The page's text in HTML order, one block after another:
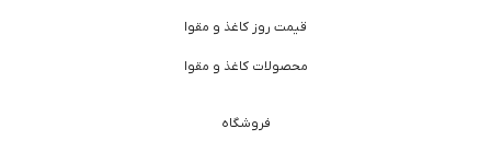
قیمت روز کاغذ و مقوا
محصولات کاغذ و مقوا
فروشگاه